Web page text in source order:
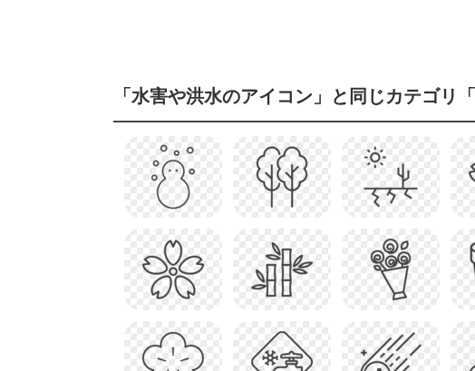
「水害や洪水のアイコン」と同じカテゴリ「